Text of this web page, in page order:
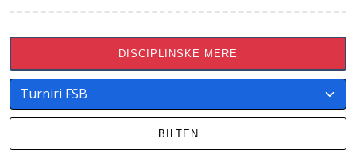
DISCIPLINSKE MERE
BILTEN